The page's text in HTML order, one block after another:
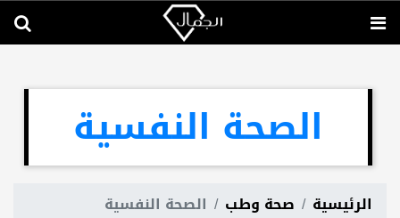
الصحة النفسية
الرئيسية صحة وطب الصحة النفسية